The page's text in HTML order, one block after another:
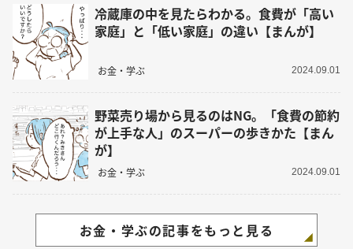
冷蔵庫の中を見たらわかる。食費が「高い
家庭」と「低い家庭」の違い【まんが】
お金・学ぶ 2024.09.01
野菜売り場から見るのはNG。「食費の節約
が上手な人」のスーパーの歩きかた【まん
が】
お金・学ぶ 2024.09.01
お金・学ぶの記事をもっと見る